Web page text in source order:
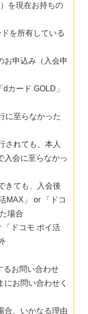
を現在お持ちの
を所有している
お申込み（入会申
カード GOLD」
に至らなかった
されても、本人
入会に至らなかっ
きても、入会後
MAX」 or 「ドコ
場合
ドコモ ポイ活
お問い合わせ
お問い合わせく
合、いかなる理由